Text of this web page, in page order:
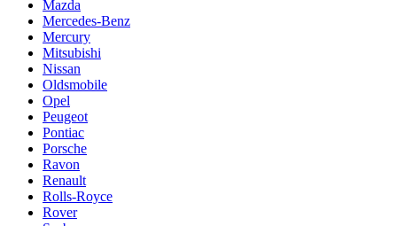
Mazda
Mercedes-Benz
Mercury
Mitsubishi
Nissan
Oldsmobile
Opel
Peugeot
Pontiac
Porsche
Ravon
Renault
Rolls-Royce
Rover